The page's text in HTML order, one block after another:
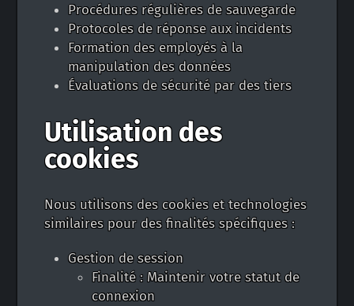
Procédures régulières de sauvegarde
Protocoles de réponse aux incidents
Formation des employés à la
manipulation des données
Évaluations de sécurité par des tiers
Utilisation des
cookies
Nous utilisons des cookies et technologies
similaires pour des finalités spécifiques :
Gestion de session
Finalité : Maintenir votre statut de
connexion